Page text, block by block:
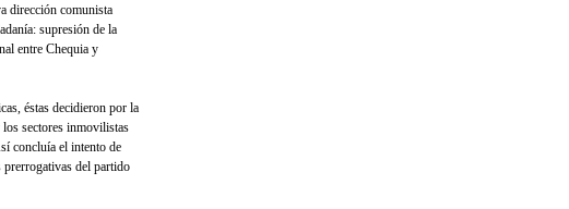
dirección comunista
supresión de la
entre Chequia y
éstas decidieron por la
sectores inmovilistas
concluía el intento de
prerrogativas del partido